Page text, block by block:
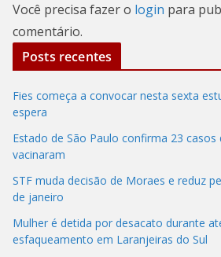
Você precisa fazer o login para
comentário.
Posts recentes
Fies começa a convocar nesta sexta
espera
Estado de São Paulo confirma 23
vacinaram
STF muda decisão de Moraes e reduz
de janeiro
Mulher é detida por desacato durante
esfaqueamento em Laranjeiras do Sul